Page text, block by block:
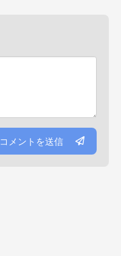
コメントを送信